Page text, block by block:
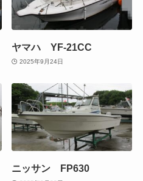
ヤマハ YF-21CC
2025年9月24日
ニッサン FP630